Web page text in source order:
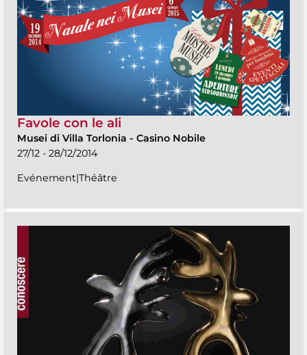
Favole con le ali
Musei di Villa Torlonia - Casino Nobile
27/12 - 28/12/2014
Evénement|Théâtre